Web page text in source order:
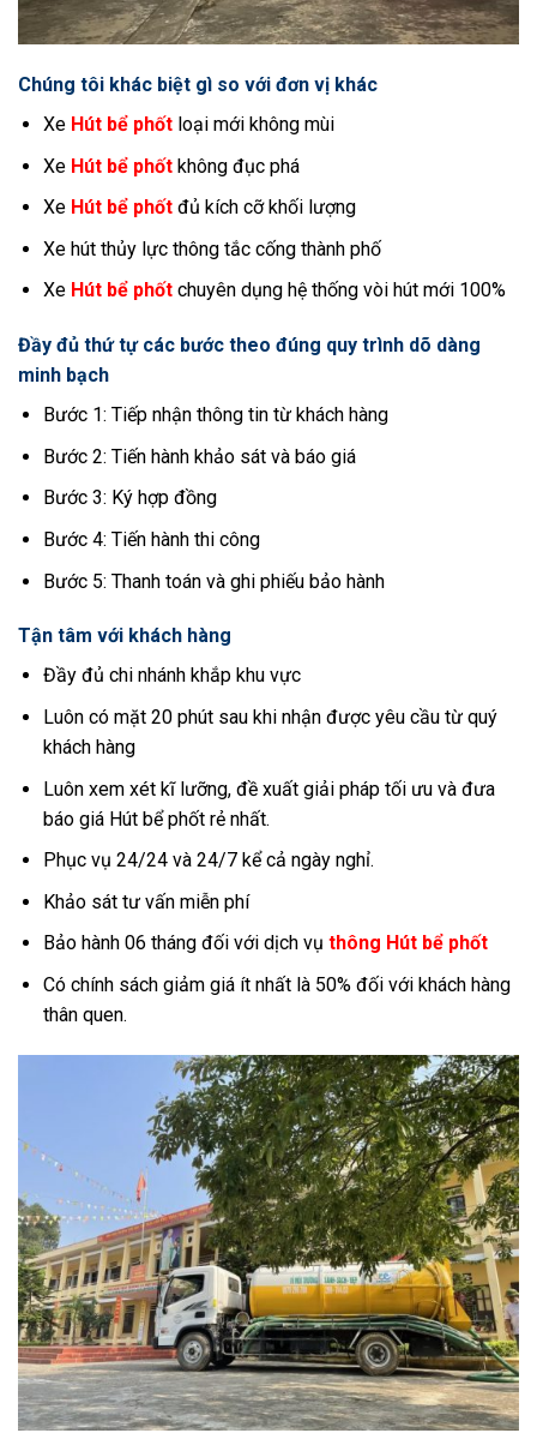
Chúng tôi khác biệt gì so với đơn vị khác
Xe Hút bể phốtloại mới không mùi
Xe Hút bể phốtkhông đục phá
Xe Hút bể phốt đủ kích cỡ khối lượng
Xe hút thủy lực thông tắc cống thành phố
Xe Hút bể phốtchuyên dụng hệ thống vòi hút mới 100%
Đầy đủ thứ tự các bước theo đúng quy trình dõ dàng
minh bạch
Bước 1: Tiếp nhận thông tin từ khách hàng
Bước 2: Tiến hành khảo sát và báo giá
Bước 3: Ký hợp đồng
Bước 4: Tiến hành thi công
Bước 5: Thanh toán và ghi phiếu bảo hành
Tận tâm với khách hàng
Đầy đủ chi nhánh khắp khu vực
Luôn có mặt 20 phút sau khi nhận được yêu cầu từ quý
khách hàng
Luôn xem xét kĩ lưỡng, đề xuất giải pháp tối ưu và đưa
báo giá Hút bể phốt rẻ nhất.
Phục vụ 24/24 và 24/7 kể cả ngày nghỉ.
Khảo sát tư vấn miễn phí
Bảo hành 06 tháng đối với dịch vụ thông Hút bể phốt
Có chính sách giảm giá ít nhất là 50% đối với khách hàng
thân quen.